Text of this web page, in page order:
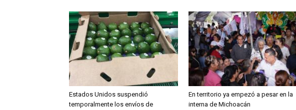
Estados Unidos suspendió
temporalmente los envíos de
En territorio ya empezó a pesar en la
interna de Michoacán